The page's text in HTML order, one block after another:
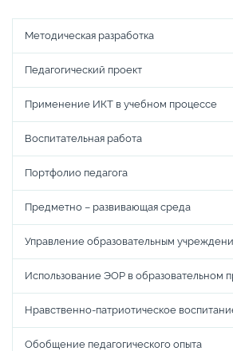
Методическая разработка
Педагогический проект
Применение ИКТ в учебном процессе
Воспитательная работа
Портфолио педагога
Предметно – развивающая среда
Управление образовательным
Использование ЭОР в образовательном
Нравственно-патриотическое
Обобщение педагогического опыта